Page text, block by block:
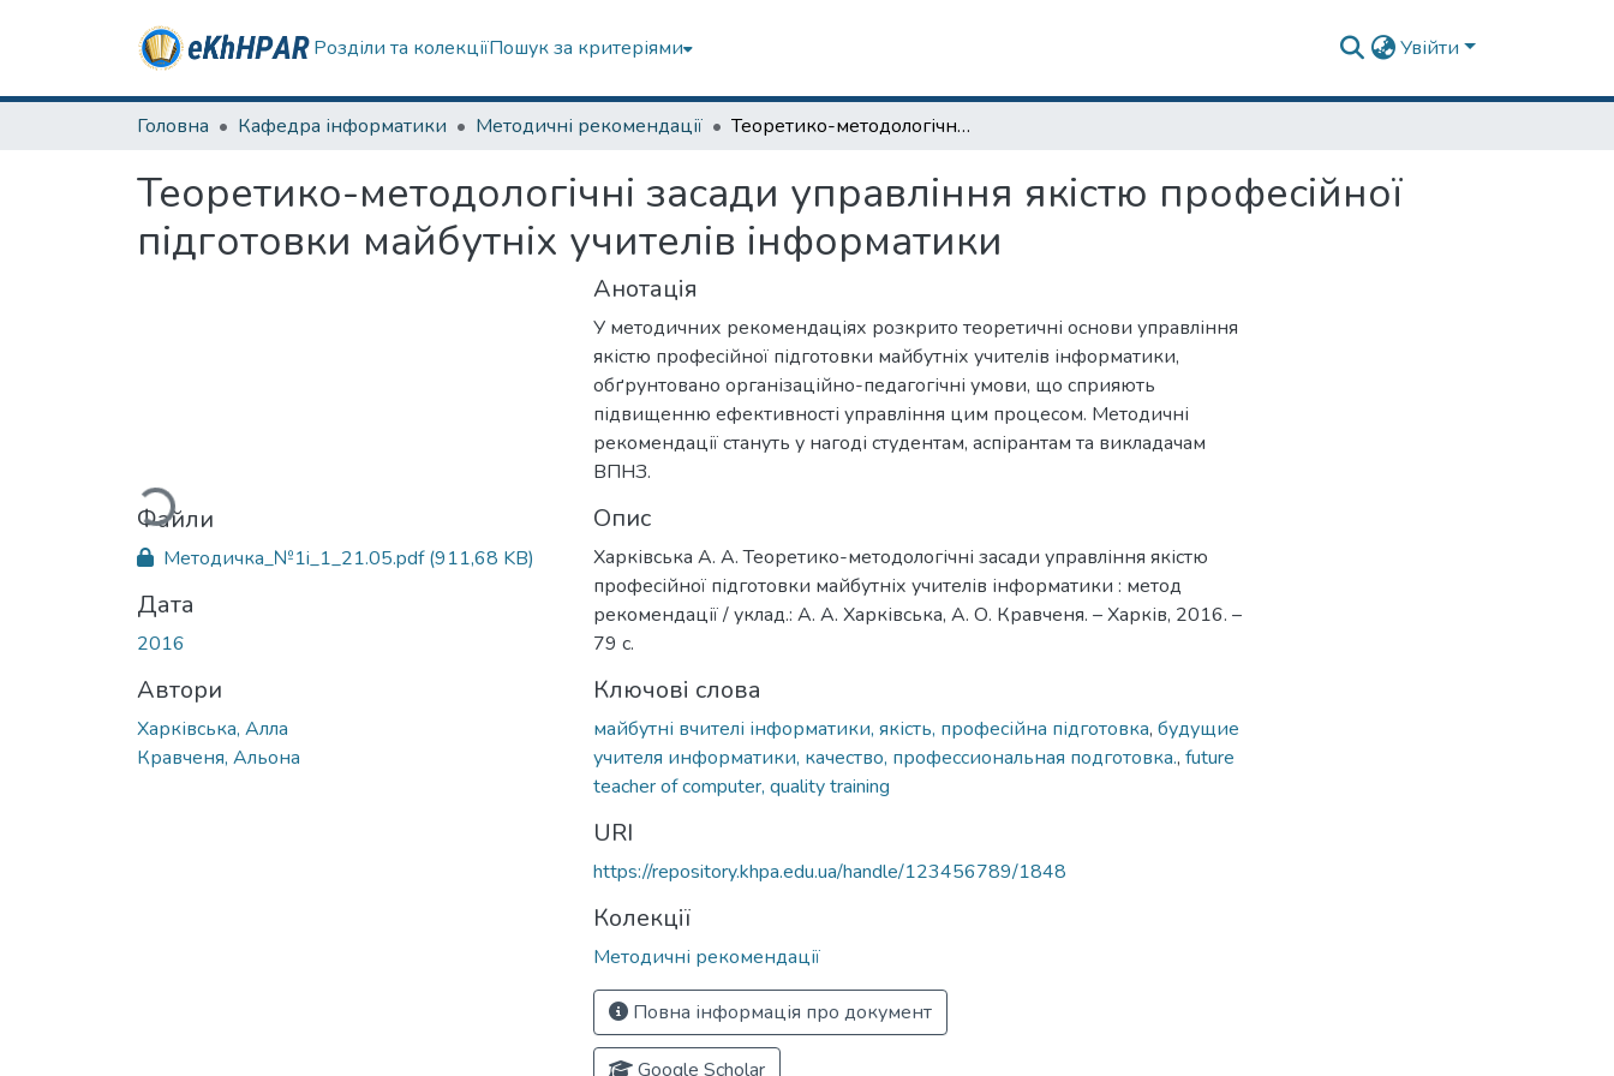
Розділи та колекціїПошук за критеріями Увійти
Головна Кафедра інформатики Методичні рекомендації Теоретико-методологічні засади управління якістю професійної підготовки майбутніх учителів інформатики
Теоретико-методологічні засади управління якістю професійної
підготовки майбутніх учителів інформатики
Вантажиться...
Файли
Методичка_№1i_1_21.05.pdf(911,68 KB)
Дата
2016
Автори
Харківська, Алла
Кравченя, Альона
Анотація
У методичних рекомендаціях розкрито теоретичні основи управління
якістю професійної підготовки майбутніх учителів інформатики,
обґрунтовано організаційно-педагогічні умови, що сприяють
підвищенню ефективності управління цим процесом. Методичні
рекомендації стануть у нагоді студентам, аспірантам та викладачам
ВПНЗ.
Опис
Харківська А. А. Теоретико-методологічні засади управління якістю
професійної підготовки майбутніх учителів інформатики : метод
рекомендації / уклад.: А. А. Харківська, А. О. Кравченя. – Харків, 2016. –
79 с.
Ключові слова
майбутні вчителі інформатики, якість, професійна підготовка, будущие
учителя информатики, качество, профессиональная подготовка., future
teacher of computer, quality training
URI
https://repository.khpa.edu.ua/handle/123456789/1848
Колекції
Методичні рекомендації
Повна інформація про документ
Google Scholar